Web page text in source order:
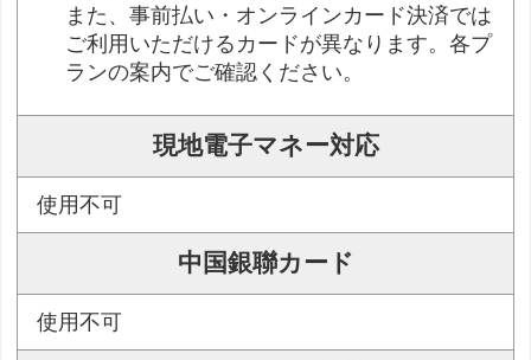
また、事前払い・オンラインカード決済では
ご利用いただけるカードが異なります。各プ
ランの案内でご確認ください。
現地電子マネー対応
使用不可
中国銀聯カード
使用不可